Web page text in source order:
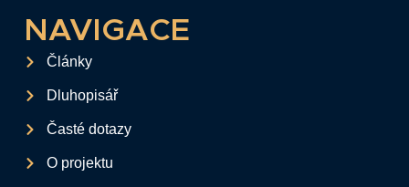
NAVIGACE
Články
Dluhopisář
Časté dotazy
O projektu